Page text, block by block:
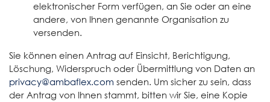
elektronischer Form verfügen, an Sie oder an eine
andere, von Ihnen genannte Organisation zu
versenden.
Sie können einen Antrag auf Einsicht, Berichtigung,
Löschung, Widerspruch oder Übermittlung von Daten an
privacy@ambaflex.com senden. Um sicher zu sein, dass
der Antrag von Ihnen stammt, bitten wir Sie, eine Kopie